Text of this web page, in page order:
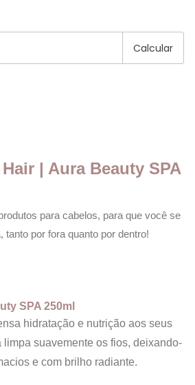
Calcular
| Aura Beauty SPA
para cabelos, para que você se
tanto por fora quanto por dentro!
SPA 250ml
hidratação e nutrição aos seus
suavemente os fios, deixando-
e com brilho radiante.